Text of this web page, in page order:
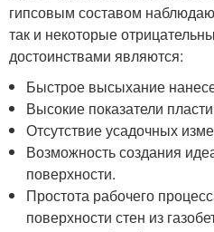
гипсовым составом
так и некоторые
достоинствами являются:
Быстрое высыхание
Высокие показатели
Отсутствие усадочных
Возможность создания
поверхности.
Простота рабочего
поверхности стен из